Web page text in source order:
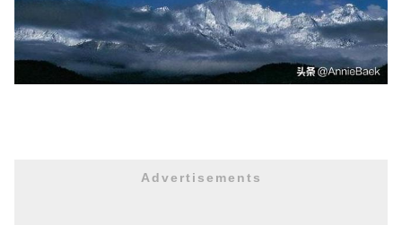
Advertisements